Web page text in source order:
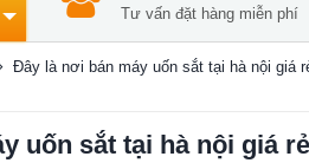
Tư vấn đặt hàng miễn phí
Đây là nơi bán máy uốn sắt tại hà nội giá
uốn sắt tại hà nội giá